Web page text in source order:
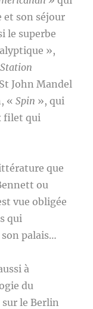
et son séjour
le superbe
»,
Station
John Mandel
«Spin », qui
filet qui
que
ou
vue obligée
qui
palais…
à
du
sur le Berlin